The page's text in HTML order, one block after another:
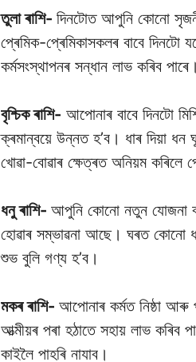
তুলা ৰাশি- দিনটোত আপুনি কোনো
প্ৰেমিক-প্ৰেমিকাসকলৰ বাবে
কৰ্মসংস্থাপনৰ সন্ধান লাভ কৰিব পাৰে।
বৃশ্চিক ৰাশি- আপোনাৰ বাবে দিনটো
ক্ৰমান্বয়ে উন্নত হ’ব। ধাৰ দিয়া ধন
খোৱা-বোৱাৰ ক্ষেত্ৰত অনিয়ম কৰিলে
ধনু ৰাশি- আপুনি কোনো নতুন যোজনা
হোৱাৰ সম্ভাৱনা আছে। ঘৰত কোনো
শুভ বুলি গণ্য হ’ব।
মকৰ ৰাশি- আপোনাৰ কৰ্মত নিষ্ঠা আৰু
আত্মীয়ৰ পৰা হঠাতে সহায় লাভ কৰিব
কাইলৈ পাহৰি নাযাব।